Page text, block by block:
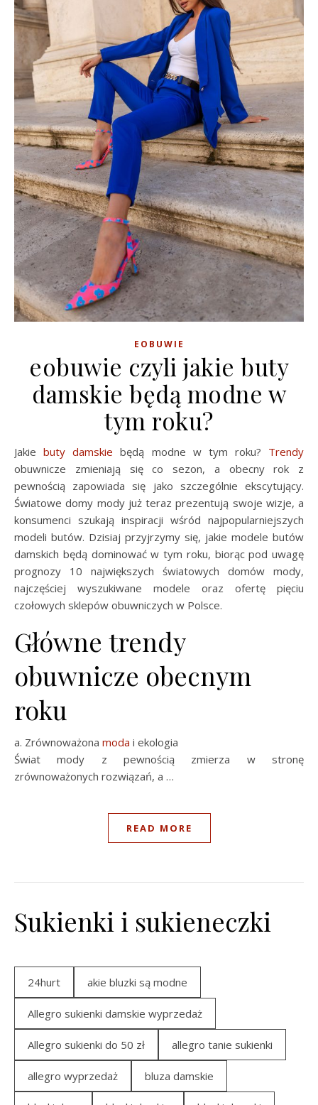
EOBUWIE
eobuwie czyli jakie buty
damskie będą modne w
tym roku?
Jakiebuty damskie będą modne w tym roku? Trendy
obuwnicze zmieniają się co sezon, a obecny rok z
pewnością zapowiada się jako szczególnie ekscytujący.
Światowe domy mody już teraz prezentują swoje wizje, a
konsumenci szukają inspiracji wśród najpopularniejszych
modeli butów. Dzisiaj przyjrzymy się, jakie modele butów
damskich będą dominować w tym roku, biorąc pod uwagę
prognozy 10 największych światowych domów mody,
najczęściej wyszukiwane modele oraz ofertę pięciu
czołowych sklepów obuwniczych w Polsce.
Główne trendy
obuwnicze obecnym
roku
a. Zrównoważona moda i ekologia
Świat mody z pewnością zmierza w stronę
zrównoważonych rozwiązań, a …
READ MORE
Sukienki i sukieneczki
24hurt akie bluzki są modne
Allegro sukienki damskie wyprzedaż
Allegro sukienki do 50 zł allegro tanie sukienki
allegro wyprzedaż bluza damskie